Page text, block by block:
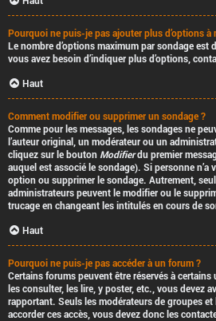
Pourquoi ne puis-je pas ajouter plus d’options à
Le nombre d’options maximum par sondage est
vous avez besoin d’indiquer plus d’options,
Haut
Comment modifier ou supprimer un sondage ?
Comme pour les messages, les sondages ne
l’auteur original, un modérateur ou un
cliquez sur le bouton Modifierdu premier
auquel est associé le sondage). Si personne n’a
option ou supprimer le sondage. Autrement,
administrateurs peuvent le modifier ou le
trucage en changeant les intitulés en cours de
Haut
Pourquoi ne puis-je pas accéder à un forum ?
Certains forums peuvent être réservés à
les consulter, les lire, y poster, etc., vous devez
rapportant. Seuls les modérateurs de groupes
accorder ces accès, vous devez donc les